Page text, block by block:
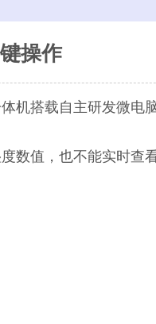
操作
机搭载自主研发微电
数值，也不能实时查